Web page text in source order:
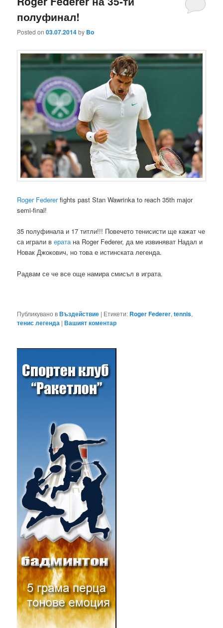
полуфинал!
Posted on03.07.2014by Bo
Roger Federerfights past Stan Wawrinka to reach 35th major
semi-final!
35 полуфинала и 17 титли!!! Повечето тенисисти ще кажат че
са играли вератана Roger Federer, да ме извиняват Надал и
Новак Джокович, но това е истинската легенда.
Радвам се че все още намира смисъл в играта.
Публикувано вВъздействие | Етикети: Roger Federer,tennis,
тенис легенда |Вашият коментар